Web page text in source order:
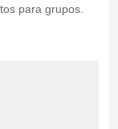
para grupos.